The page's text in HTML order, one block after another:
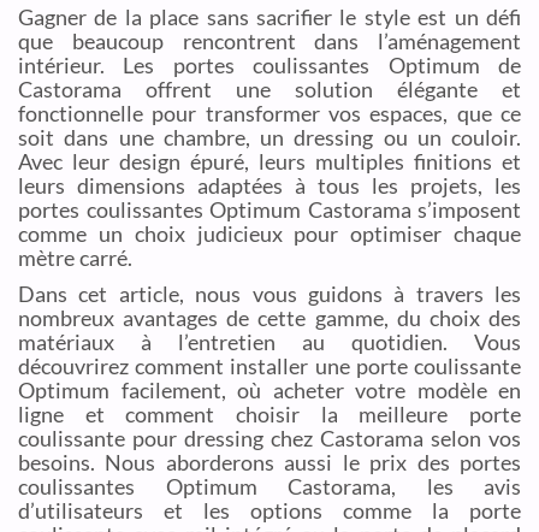
Gagner de la place sans sacrifier le style est un défi
que beaucoup rencontrent dans l’aménagement
intérieur. Les portes coulissantes Optimum de
Castorama offrent une solution élégante et
fonctionnelle pour transformer vos espaces, que ce
soit dans une chambre, un dressing ou un couloir.
Avec leur design épuré, leurs multiples finitions et
leurs dimensions adaptées à tous les projets, les
portes coulissantes Optimum Castorama s’imposent
comme un choix judicieux pour optimiser chaque
mètre carré.
Dans cet article, nous vous guidons à travers les
nombreux avantages de cette gamme, du choix des
matériaux à l’entretien au quotidien. Vous
découvrirez comment installer une porte coulissante
Optimum facilement, où acheter votre modèle en
ligne et comment choisir la meilleure porte
coulissante pour dressing chez Castorama selon vos
besoins. Nous aborderons aussi le prix des portes
coulissantes Optimum Castorama, les avis
d’utilisateurs et les options comme la porte